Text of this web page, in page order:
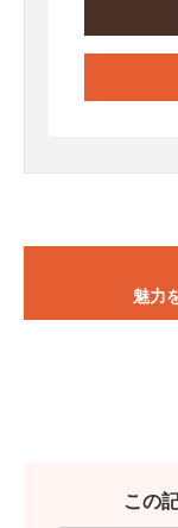
魅力
この